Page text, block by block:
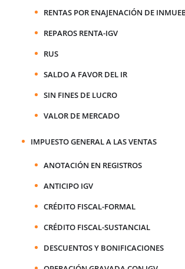
RENTAS POR ENAJENACIÓN DE
REPAROS RENTA-IGV
RUS
SALDO A FAVOR DEL IR
SIN FINES DE LUCRO
VALOR DE MERCADO
IMPUESTO GENERAL A LAS VENTAS
ANOTACIÓN EN REGISTROS
ANTICIPO IGV
CRÉDITO FISCAL-FORMAL
CRÉDITO FISCAL-SUSTANCIAL
DESCUENTOS Y BONIFICACIONES